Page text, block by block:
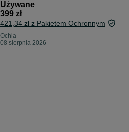
Używane
399 zł
421,34 zł z Pakietem Ochronnym
Ochla
08 sierpnia 2026